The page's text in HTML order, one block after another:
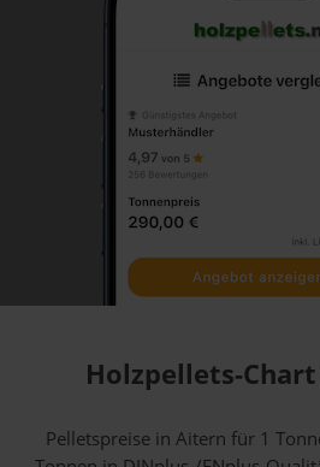
Holzpellets-
Pelletspreise in Aitern für 1